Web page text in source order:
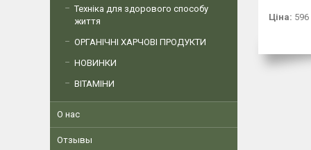
Ціна: 596
Техніка для здорового способу
життя
ОРГАНІЧНІ ХАРЧОВІ ПРОДУКТИ
НОВИНКИ
ВІТАМІНИ
О нас
Отзывы